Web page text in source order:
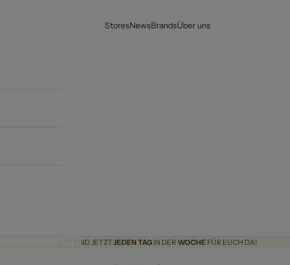
StoresNewsBrandsÜber uns
WIR SIND JETZT JEDEN TAG IN DER WOCHE FÜR EUCH DA!